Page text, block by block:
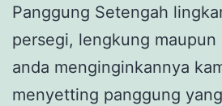
Panggung Setengah
persegi, lengkung maupun
anda menginginkannya
menyetting panggung